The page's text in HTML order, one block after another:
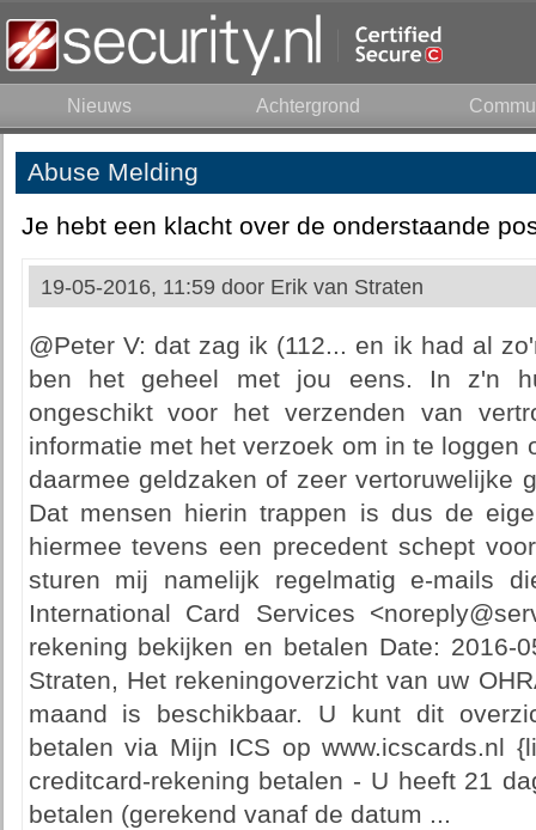
Nieuws Achtergrond
Abuse Melding
Je hebt een klacht over de onderstaande
19-05-2016, 11:59 door Erik van Straten
@Peter V: dat zag ik (112... en ik had al
ben het geheel met jou eens. In z'n
ongeschikt voor het verzenden van
informatie met het verzoek om in te loggen
daarmee geldzaken of zeer vertoruwelijke
Dat mensen hierin trappen is dus de
hiermee tevens een precedent schept
sturen mij namelijk regelmatig e-mails
International Card Services
rekening bekijken en betalen Date: 2016-
Straten, Het rekeningoverzicht van uw
maand is beschikbaar. U kunt dit
betalen via Mijn ICS op www.icscards.nl
creditcard-rekening betalen - U heeft 21
betalen (gerekend vanaf de datum ...